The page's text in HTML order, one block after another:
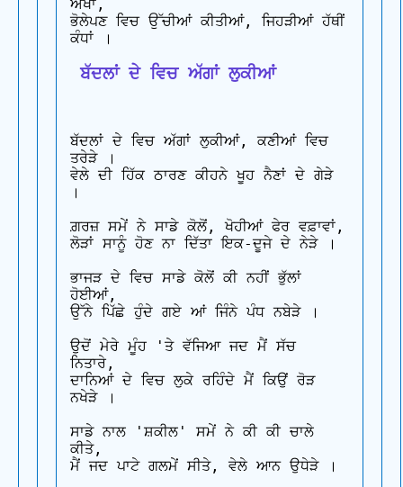
ਔਖਾ,
ਭੋਲੇਪਣ ਵਿਚ ਉੱਚੀਆਂ ਕੀਤੀਆਂ, ਜਿਹੜੀਆਂ ਹੱਥੀਂ
ਬੱਦਲਾਂ ਦੇ ਵਿਚ ਅੱਗਾਂ ਲੁਕੀਆਂ
ਬੱਦਲਾਂ ਦੇ ਵਿਚ ਅੱਗਾਂ ਲੁਕੀਆਂ, ਕਣੀਆਂ ਵਿਚ
ਤਰੇੜੇ ।
ਵੇਲੇ ਦੀ ਹਿੱਕ ਠਾਰਣ ਕੀਹਨੇ ਖੂਹ ਨੈਣਾਂ ਦੇ ਗੇੜੇ
।
ਗ਼ਰਜ਼ ਸਮੇਂ ਨੇ ਸਾਡੇ ਕੋਲੋਂ, ਖੋਹੀਆਂ ਫੇਰ ਵਫ਼ਾਵਾਂ,
ਲੋੜਾਂ ਸਾਨੂੰ ਹੋਣ ਨਾ ਦਿੱਤਾ ਇਕ-ਦੂਜੇ ਦੇ ਨੇੜੇ ।
ਭਾਜੜ ਦੇ ਵਿਚ ਸਾਡੇ ਕੋਲੋਂ ਕੀ ਨਹੀਂ ਭੁੱਲਾਂ
ਹੋਈਆਂ,
ਉੱਨੇ ਪਿੱਛੇ ਹੁੰਦੇ ਗਏ ਆਂ ਜਿੰਨੇ ਪੰਧ ਨਬੇੜੇ ।
ਉਦੋਂ ਮੇਰੇ ਮੂੰਹ 'ਤੇ ਵੱਜਿਆ ਜਦ ਮੈਂ ਸੱਚ
ਨਿਤਾਰੇ,
ਦਾਨਿਆਂ ਦੇ ਵਿਚ ਲੁਕੇ ਰਹਿੰਦੇ ਮੈਂ ਕਿਉਂ ਰੋੜ
ਨਖੇੜੇ ।
ਸਾਡੇ ਨਾਲ 'ਸ਼ਕੀਲ' ਸਮੇਂ ਨੇ ਕੀ ਕੀ ਚਾਲੇ
ਕੀਤੇ,